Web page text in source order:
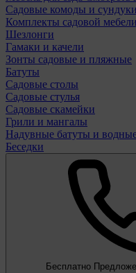
Садовые комоды и сундуки
Комплекты садовой мебели
Шезлонги
Гамаки и качели
Зонты садовые и пляжные
Батуты
Садовые столы
Садовые стулья
Садовые скамейки
Грили и мангалы
Надувные батуты и
Беседки
Бесплатно